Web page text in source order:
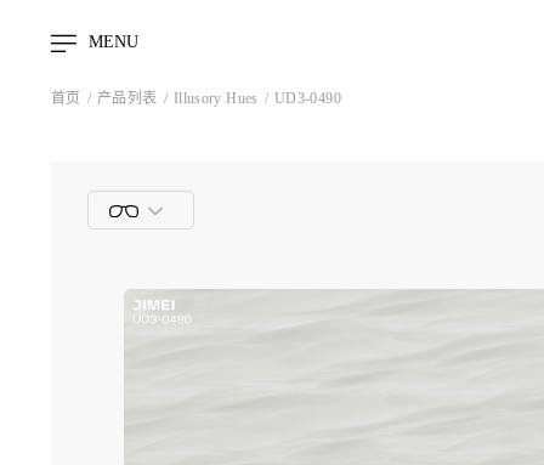
MENU
首页 产品列表 Illusory Hues UD3-0490